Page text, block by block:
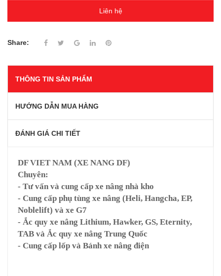
Liên hệ
Share:
THÔNG TIN SẢN PHẨM
HƯỚNG DẪN MUA HÀNG
ĐÁNH GIÁ CHI TIẾT
DF VIET NAM (XE NANG DF)
Chuyên:
- Tư vấn và cung cấp xe nâng nhà kho
- Cung cấp phụ tùng xe nâng (Heli, Hangcha, EP,
Noblelift) và xe G7
- Ắc quy xe nâng Lithium, Hawker, GS, Eternity,
TAB và Ắc quy xe nâng Trung Quốc
- Cung cấp lốp và Bánh xe nâng điện